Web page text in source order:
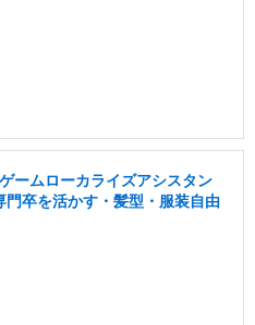
ームローカライズアシスタン
門卒を活かす・髪型・服装自由